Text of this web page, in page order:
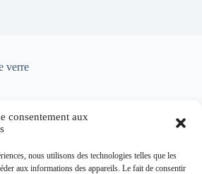
consentement aux
nous utilisons des technologies telles que les
aux informations des appareils. Le fait de consentir
verre